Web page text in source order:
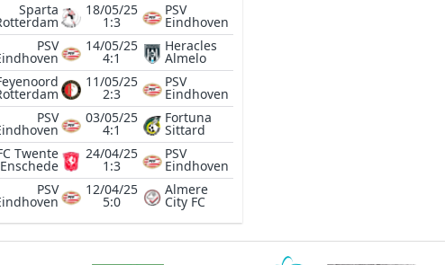
Sparta 18/05/25
1:3
PSV
Eindhoven
PSV 14/05/25
4:1
Heracles
Almelo
11/05/25
2:3
PSV
Eindhoven
PSV 03/05/25
4:1
Fortuna
Sittard
Twente
Enschede
24/04/25
1:3
PSV
Eindhoven
PSV 12/04/25
5:0
Almere
City FC